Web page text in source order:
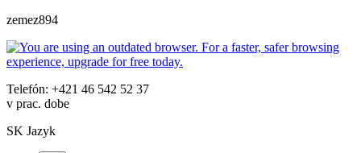
zemez894
Telefón: +421 46 542 52 37
v prac. dobe
SK Jazyk